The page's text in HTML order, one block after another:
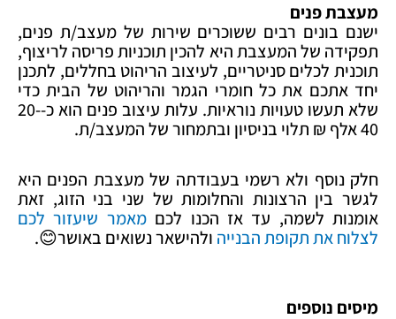
מעצבת פנים
ישנם בונים רבים ששוכרים שירות של מעצב/ת פנים,
תפקידה של המעצבת היא להכין תוכניות פריסה לריצוף,
תוכנית לכלים סניטריים, לעיצוב הריהוט בחללים, לתכנן
יחד אתכם את כל חומרי הגמר והריהוט של הבית כדי
שלא תעשו טעויות נוראיות. עלות עיצוב פנים הוא כ-20-
40 אלף ₪ תלוי בניסיון ובתמחור של המעצב/ת.
חלק נוסף ולא רשמי בעבודתה של מעצבת הפנים היא
לגשר בין הרצונות והחלומות של שני בני הזוג, זאת
אומנות לשמה, עד אז הכנו לכםמאמר שיעזור לכם
לצלוח את תקופת הבנייה ולהישאר נשואים באושר😊.
מיסים נוספים